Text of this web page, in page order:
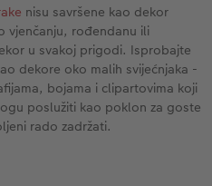
nisu savršene kao dekor
vjenčanju, rođendanu ili
u svakoj prigodi. Isprobajte
dekore oko malih svijećnjaka -
bojama i clipartovima koji
poslužiti kao poklon za goste
rado zadržati.